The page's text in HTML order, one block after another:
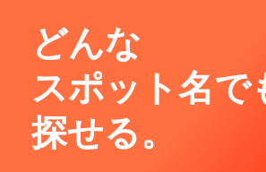
どんな
スポット名で
探せる。